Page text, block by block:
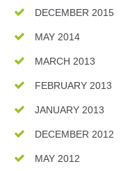
DECEMBER 2015
MAY 2014
MARCH 2013
FEBRUARY 2013
JANUARY 2013
DECEMBER 2012
MAY 2012